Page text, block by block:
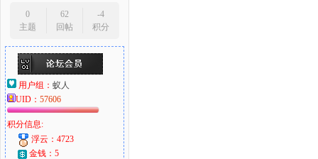
0
主题
62
回帖
-4
积分
用户组： 蚁人
UID： 57606
积分信息:
浮云：4723
金钱：5